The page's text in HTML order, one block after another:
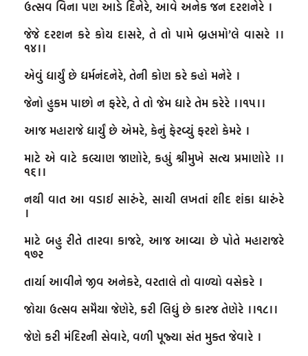
ઉત્સવ વિના પણ આડે દિનેરે, આવે અનેક જન દરશનેરે ।
જેજે દરશન કરે કોય દાસરે, તે તો પામે બ્રહ્મમો’લે વાસરે ।।
૧૪।।
એવું ધાર્યું છે ધર્મનંદનેરે, તેની કોણ કરે કહો મનેરે ।
જેનો હુકમ પાછો ન ફરેરે, તે તો જેમ ધારે તેમ કરેરે ।।૧૫।।
આજ મહારાજે ધાર્યું છે એમરે, કેનું ફેરવ્યું ફરશે કેમરે ।
માટે એ વાટે કલ્યાણ જાણોરે, કહ્યું શ્રીમુખે સત્ય પ્રમાણોરે ।।
૧૬।।
નથી વાત આ વડાઈ સારુંરે, સાચી લખતાં શીદ શંકા ધારુંરે
।
માટે બહુ રીતે તારવા કાજરે, આજ આવ્યા છે પોતે મહારાજરે
૧૭ર
તાર્યા આવીને જીવ અનેકરે, વરતાલે તો વાળ્યો વસેકરે ।
જોયા ઉત્સવ સમૈયા જેણેરે, કરી લિધું છે કારજ તેણેરે ।।૧૮।।
જેણે કરી મંદિરની સેવારે, વળી પૂજ્યા સંત મુક્ત જેવારે ।